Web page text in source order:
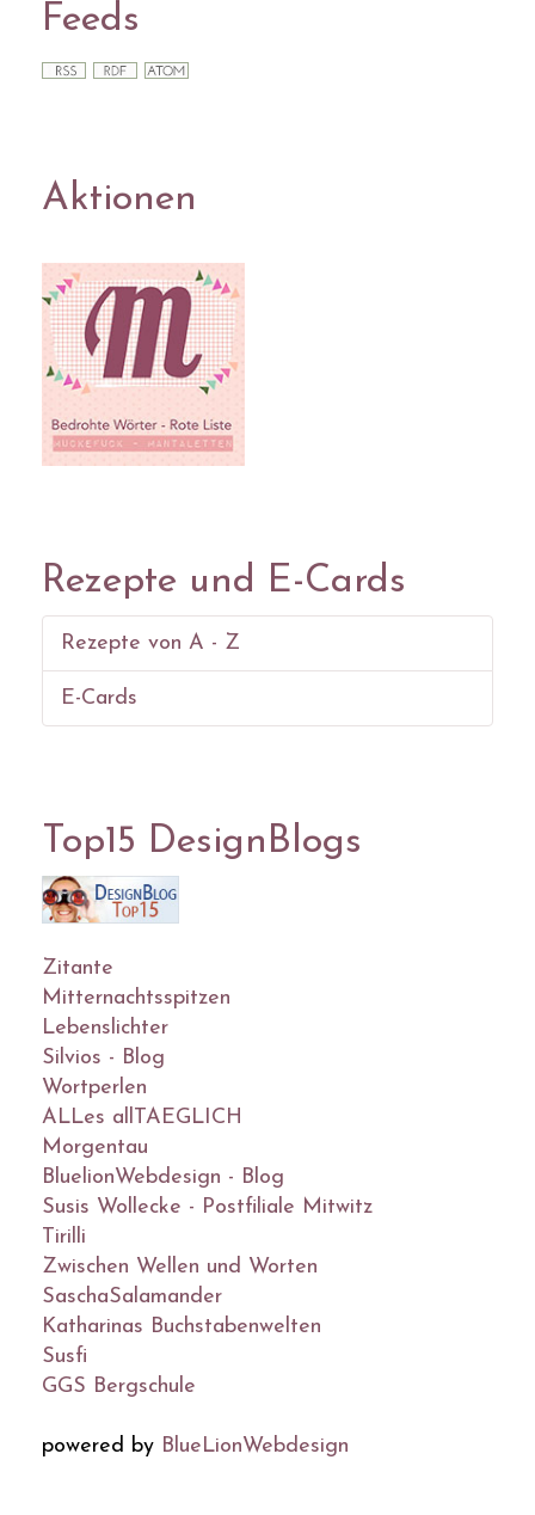
Feeds
Aktionen
Rezepte und E-Cards
Rezepte von A - Z
E-Cards
Top15 DesignBlogs
Zitante
Mitternachtsspitzen
Lebenslichter
Silvios - Blog
Wortperlen
ALLes allTAEGLICH
Morgentau
BluelionWebdesign - Blog
Susis Wollecke - Postfiliale Mitwitz
Tirilli
Zwischen Wellen und Worten
SaschaSalamander
Katharinas Buchstabenwelten
Susfi
GGS Bergschule
powered by BlueLionWebdesign